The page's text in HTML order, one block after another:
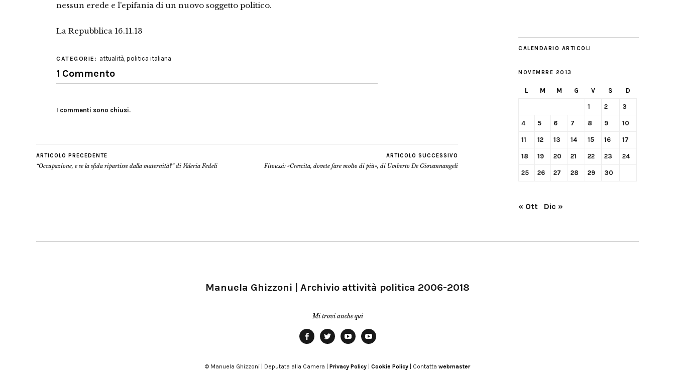
nessun erede e l’epifania di un nuovo soggetto politico.
La Repubblica 16.11.13
CATEGORIE: attualità, politica italiana
1 Commento
I commenti sono chiusi.
ARTICOLO PRECEDENTE
“Occupazione, e se la sfida ripartisse dalla maternità?” di Valeria Fedeli
ARTICOLO SUCCESSIVO
Fitoussi: «Crescita, dovete fare molto di più», di Umberto De Giovannangeli
CALENDARIO ARTICOLI
NOVEMBRE 2013
L M M G V S D
1 2 3
4 5 6 7 8 9 10
11 12 13 14 15 16 17
18 19 20 21 22 23 24
25 26 27 28 29 30
« Ott Dic »
Manuela Ghizzoni | Archivio attività politica 2006-2018
Mi trovi anche qui
Modena
© Manuela Ghizzoni | Deputata alla Camera | Privacy Policy Cookie Policy | Contatta webmaster